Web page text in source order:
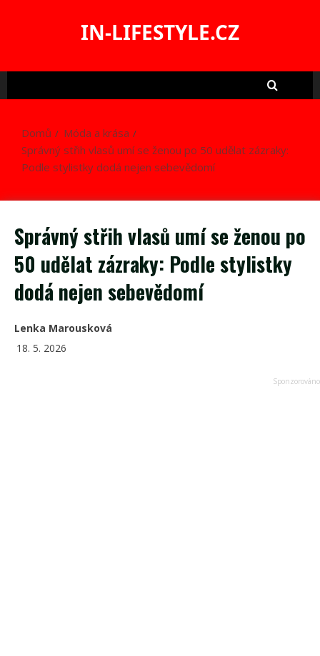
IN-LIFESTYLE.CZ
Domů
Móda a krása
Správný střih vlasů umí se ženou po 50 udělat zázraky:
Podle stylistky dodá nejen sebevědomí
Správný střih vlasů umí se ženou po
50 udělat zázraky: Podle stylistky
dodá nejen sebevědomí
Lenka Marousková
18. 5. 2026